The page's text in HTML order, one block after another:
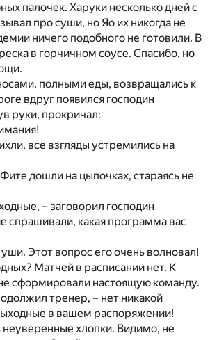
палочек. Харуки несколько дней с
про суши, но Яо их никогда не
ничего подобного не готовили. В
в горчичном соусе. Спасибо, но
полными еды, возвращались к
вдруг появился господин
руки, прокричал:
все взгляды устремились на
дошли на цыпочках, стараясь не
– заговорил господин
спрашивали, какая программа вас
Этот вопрос его очень волновал!
Матчей в расписании нет. К
сформировали настоящую команду.
тренер, – нет никакой
в вашем распоряжении!
хлопки. Видимо, не